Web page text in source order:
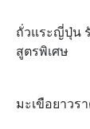
ถั่วแระญี่ปุ่น
สูตรพิเศษ
มะเขือยาวร